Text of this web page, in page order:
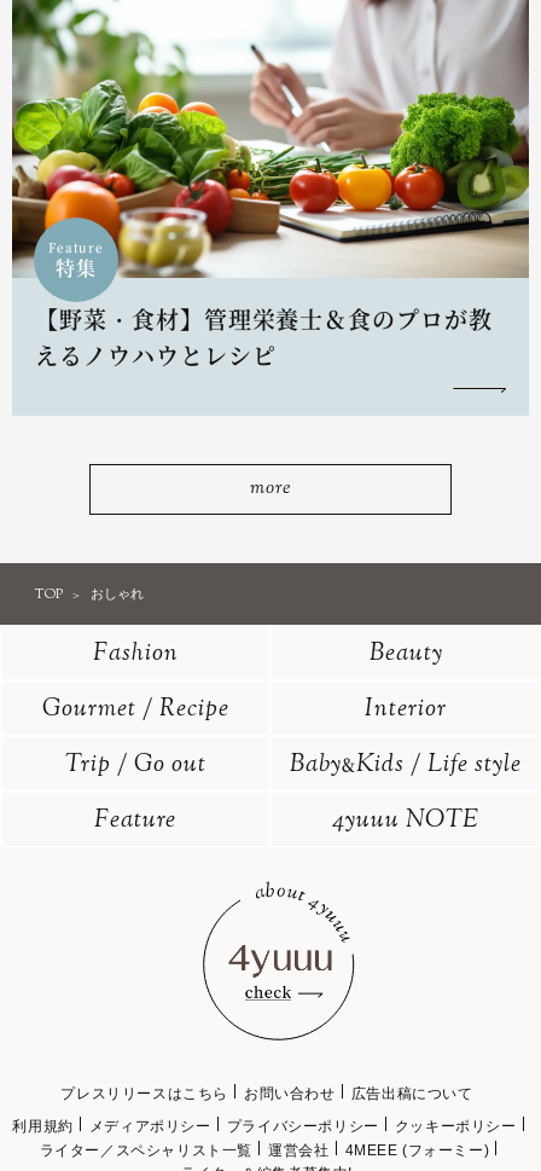
Feature
特集
【野菜・食材】管理栄養士＆食のプロが教
えるノウハウとレシピ
more
TOP おしゃれ
Fashion
Beauty
Gourmet / Recipe
Interior
Trip / Go out
Baby&Kids / Life style
Feature
4yuuu NOTE
プレスリリースはこちら お問い合わせ
広告出稿について
利用規約
メディアポリシー プライバシーポリシー
クッキーポリシー
ライター／スペシャリスト一覧
運営会社
4MEEE (フォーミー)